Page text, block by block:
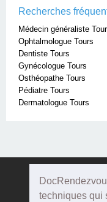
techniques qui
Recherches
Médecin généraliste
Ophtalmologue Tours
Dentiste Tours
Gynécologue Tours
Osthéopathe Tours
Pédiatre Tours
Dermatologue Tours